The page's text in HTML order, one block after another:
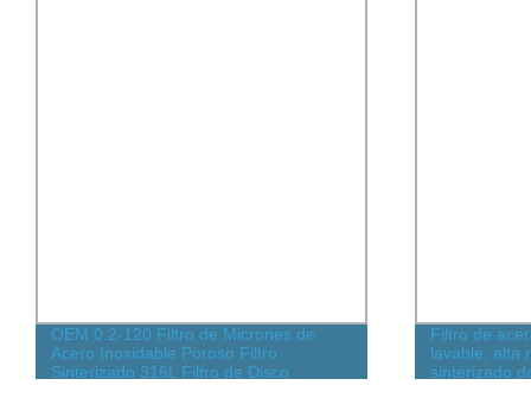
OEM 0.2-120 Filtro de Micrones de
Acero Inoxidable Poroso Filtro
Sinterizado 316L Filtro de Disco
Filtro de
lavable, alta
sinterizado